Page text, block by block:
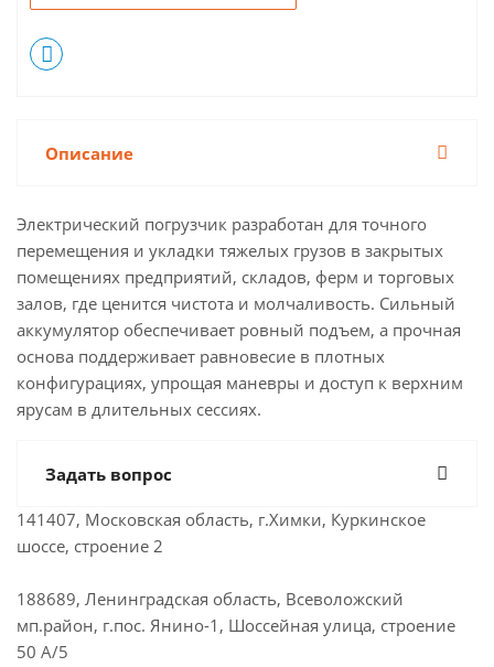
Описание
Электрический погрузчик разработан для точного
перемещения и укладки тяжелых грузов в закрытых
помещениях предприятий, складов, ферм и торговых
залов, где ценится чистота и молчаливость. Сильный
аккумулятор обеспечивает ровный подъем, а прочная
основа поддерживает равновесие в плотных
конфигурациях, упрощая маневры и доступ к верхним
ярусам в длительных сессиях.
Задать вопрос
141407, Московская область, г.Химки, Куркинское
шоссе, строение 2
188689, Ленинградская область, Всеволожский
мп.район, г.пос. Янино-1, Шоссейная улица, строение
50 А/5